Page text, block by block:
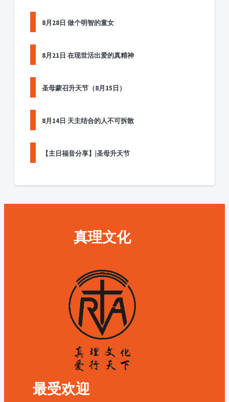
8月28日 做个明智的童女
8月21日 在现世活出爱的真精神
圣母蒙召升天节（8月15日）
8月14日 天主结合的人不可拆散
【主日福音分享】|圣母升天节
真理文化
最受欢迎